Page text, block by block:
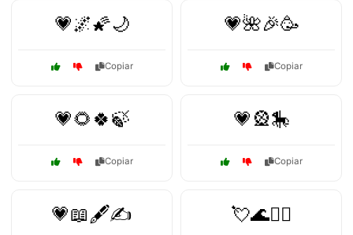
💗🌌🌠🌙
Copiar
💗🌺🎉🥳
Copiar
💗🌻🍀🍃
Copiar
💗🎡🎠
Copiar
💗📖🖋️✍️ 💘🌊🏄‍♂️